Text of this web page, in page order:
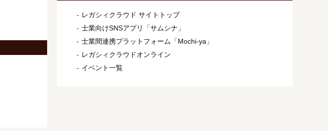
レガシィクラウド サイトトップ
士業向けSNSアプリ「サムシナ」
士業間連携プラットフォーム「Mochi-ya」
レガシィクラウドオンライン
イベント一覧